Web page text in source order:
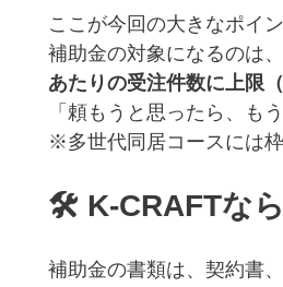
ここが今回の大きなポイ
補助金の対象になるのは
あたりの受注件数に上限（
「頼もうと思ったら、
※多世代同居コースには
🛠 K-CRAFTな
補助金の書類は、契約書